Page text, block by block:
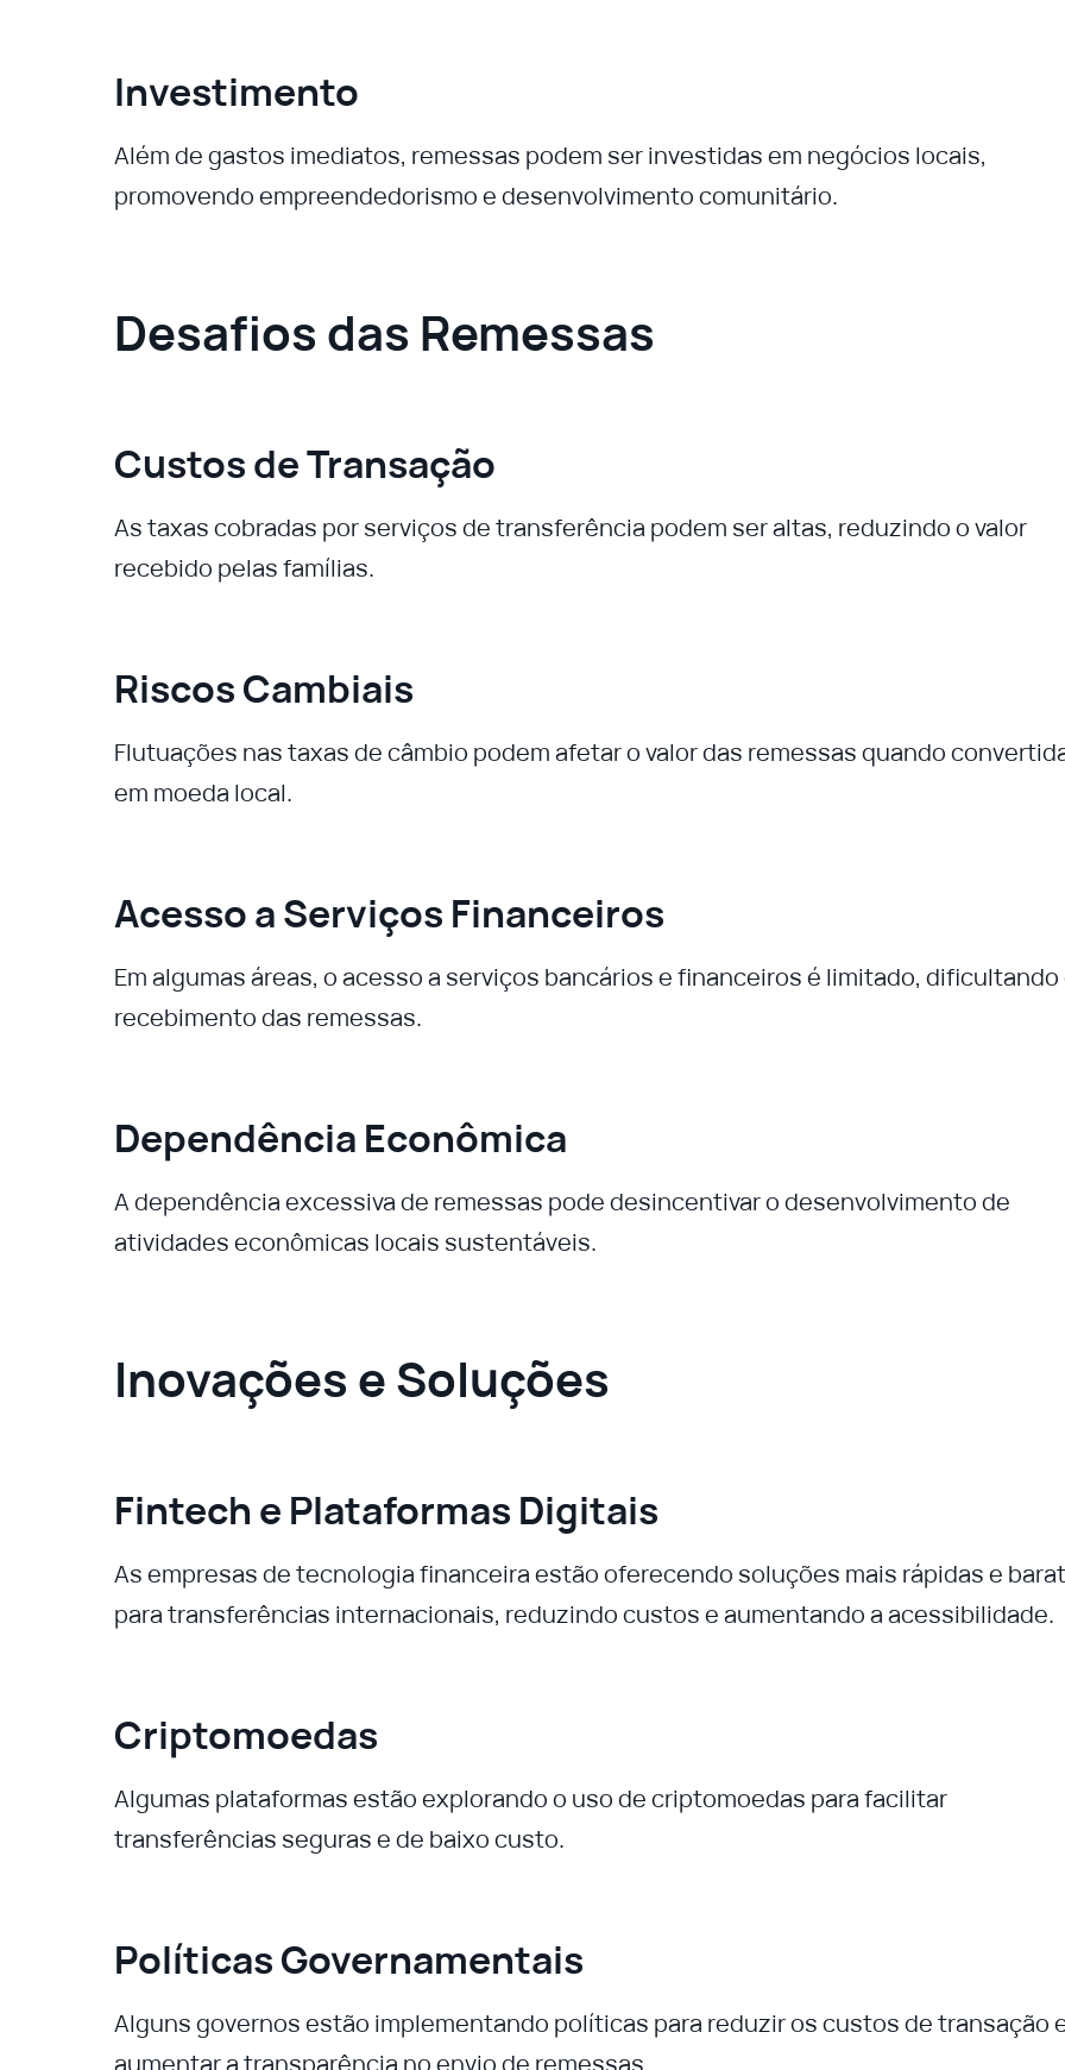
Investimento
Além de gastos imediatos, remessas podem ser investidas em negócios locais,
promovendo empreendedorismo e desenvolvimento comunitário.
Desafios das Remessas
Custos de Transação
As taxas cobradas por serviços de transferência podem ser altas, reduzindo o valor
recebido pelas famílias.
Riscos Cambiais
Flutuações nas taxas de câmbio podem afetar o valor das remessas quando
em moeda local.
Acesso a Serviços Financeiros
Em algumas áreas, o acesso a serviços bancários e financeiros é limitado, dificultando
recebimento das remessas.
Dependência Econômica
A dependência excessiva de remessas pode desincentivar o desenvolvimento de
atividades econômicas locais sustentáveis.
Inovações e Soluções
Fintech e Plataformas Digitais
As empresas de tecnologia financeira estão oferecendo soluções mais rápidas e
para transferências internacionais, reduzindo custos e aumentando a acessibilidade.
Criptomoedas
Algumas plataformas estão explorando o uso de criptomoedas para facilitar
transferências seguras e de baixo custo.
Políticas Governamentais
Alguns governos estão implementando políticas para reduzir os custos de transação
aumentar a transparência no envio de remessas.